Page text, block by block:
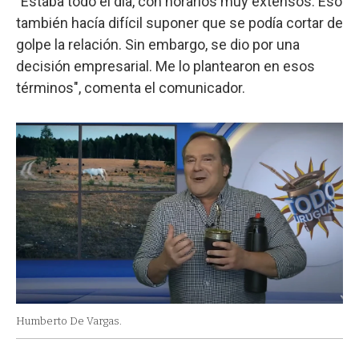
también hacía difícil suponer que se podía cortar de
golpe la relación. Sin embargo, se dio por una
decisión empresarial. Me lo plantearon en esos
términos", comenta el comunicador.
Humberto De Vargas.